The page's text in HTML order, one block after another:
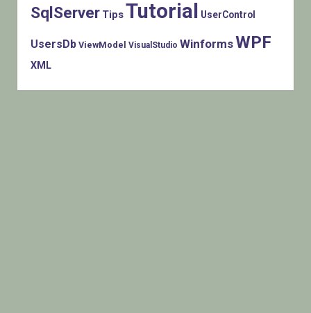
SqlServer TipsTutorial UserControl
UsersDb ViewModel VisualStudio WinformsWPF
XML